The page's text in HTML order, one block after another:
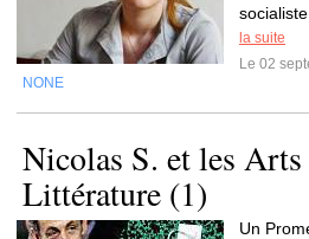
la suite
Le 02
NONE
Nicolas S. et les
Littérature (1)
Un